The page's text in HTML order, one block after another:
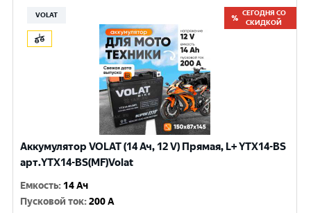
VOLAT
СЕГОДНЯ СО
СКИДКОЙ
Аккумулятор VOLAT (14 Ач, 12 V) Прямая, L+ YTX14-BS
арт.YTX14-BS(MF)Volat
Емкость: 14 Ач
Пусковой ток:200 A